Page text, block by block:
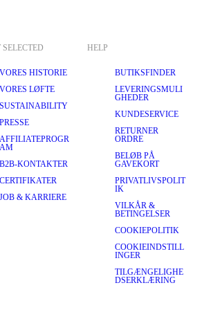
VORES HISTORIE
VORES LØFTE
SUSTAINABILITY
PRESSE
AFFILIATEPROGR
AM
B2B-KONTAKTER
CERTIFIKATER
JOB & KARRIERE
HELP
BUTIKSFINDER
LEVERINGSMULI
GHEDER
KUNDESERVICE
RETURNER
ORDRE
BELØB PÅ
GAVEKORT
PRIVATLIVSPOLIT
IK
VILKÅR &
BETINGELSER
COOKIEPOLITIK
COOKIEINDSTILL
INGER
TILGÆNGELIGHE
DSERKLÆRING